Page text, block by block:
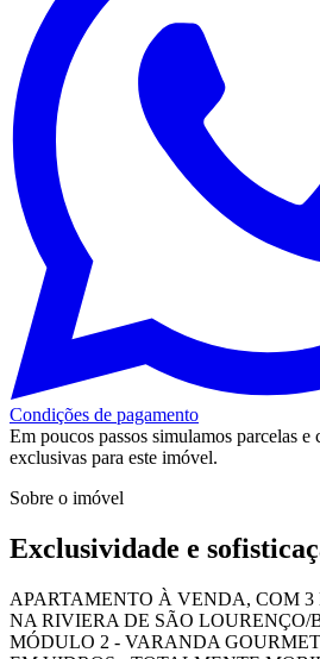
Condições de pagamento
Em poucos passos simulamos parcelas e
exclusivas para este imóvel.
Sobre o imóvel
Exclusividade e
APARTAMENTO À VENDA, COM 3
NA RIVIERA DE SÃO LOURENÇO/
MÓDULO 2 - VARANDA